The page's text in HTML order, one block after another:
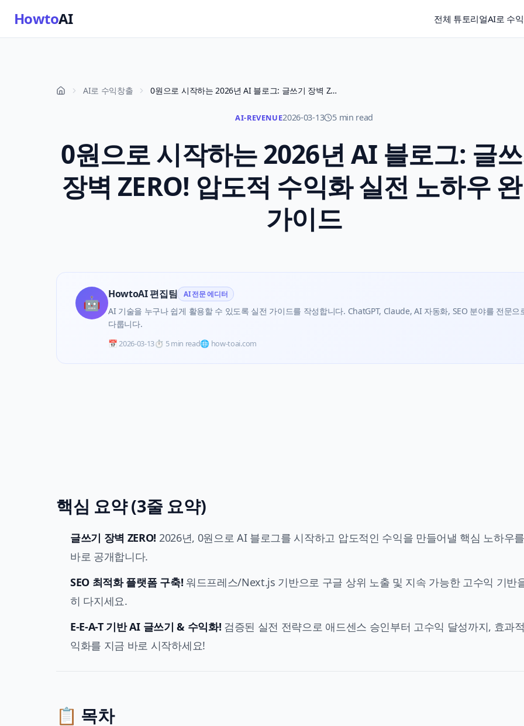
HowtoAI 전체 튜토리얼AI로 수
AI로 수익창출 0원으로 시작하는 2026년 AI 블로그: 글쓰기 장벽 ZERO! 압도적 수익화 실전 노하우 완벽 가이드
AI-REVENUE2026-03-13 5 min read
0원으로 시작하는 2026년 AI 블로그: 글
장벽 ZERO! 압도적 수익화 실전 노하우
가이드
🤖 HowtoAI 편집팀 AI 전문 에디터
AI 기술을 누구나 쉽게 활용할 수 있도록 실전 가이드를 작성합니다. ChatGPT, Claude, AI 자동화, SEO 분야를 전문으
다룹니다.
📅2026-03-13⏱️ 5 min read🌐 how-toai.com
핵심 요약 (3줄 요약)
글쓰기 장벽 ZERO! 2026년, 0원으로 AI 블로그를 시작하고 압도적인 수익을 만들어낼 핵심 노하우
바로 공개합니다.
SEO 최적화 플랫폼 구축! 워드프레스/Next.js 기반으로 구글 상위 노출 및 지속 가능한 고수익 기반
히 다지세요.
E-E-A-T 기반 AI 글쓰기 & 수익화! 검증된 실전 전략으로 애드센스 승인부터 고수익 달성까지, 효과
익화를 지금 바로 시작하세요!
📋 목차